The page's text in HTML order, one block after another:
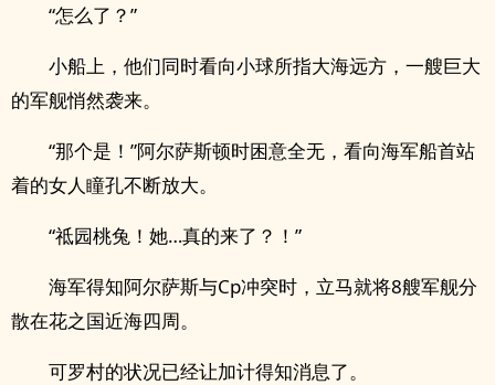
“怎么了？”
小船上，他们同时看向小球所指大海远方，一艘巨大
的军舰悄然袭来。
“那个是！”阿尔萨斯顿时困意全无，看向海军船首站
着的女人瞳孔不断放大。
“祗园桃兔！她…真的来了？！”
海军得知阿尔萨斯与Cp冲突时，立马就将8艘军舰分
散在花之国近海四周。
可罗村的状况已经让加计得知消息了。